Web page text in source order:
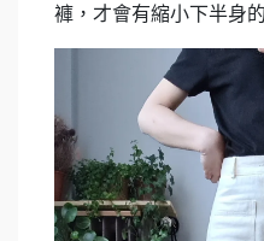
褲，才會有縮小下半身